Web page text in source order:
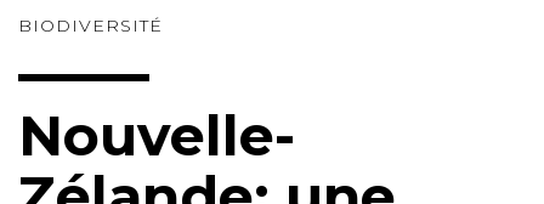
BIODIVERSITÉ
Nouvelle-